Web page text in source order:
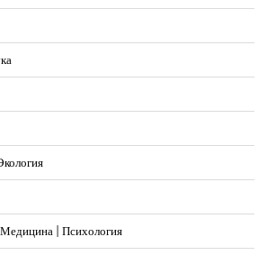
| Психология